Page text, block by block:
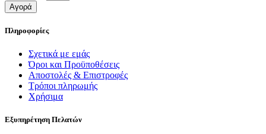
Αγορά
Πληροφορίες
Σχετικά με εμάς
Όροι και Προϋποθέσεις
Αποστολές & Επιστροφές
Τρόποι πληρωμής
Χρήσιμα
Εξυπηρέτηση Πελατών